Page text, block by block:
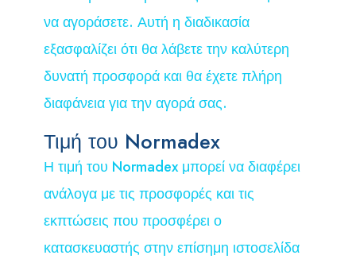
να αγοράσετε. Αυτή η διαδικασία
εξασφαλίζει ότι θα λάβετε την καλύτερη
δυνατή προσφορά και θα έχετε πλήρη
διαφάνεια για την αγορά σας.
Τιμή του Normadex
Η τιμή του Normadex μπορεί να διαφέρει
ανάλογα με τις προσφορές και τις
εκπτώσεις που προσφέρει ο
κατασκευαστής στην επίσημη ιστοσελίδα